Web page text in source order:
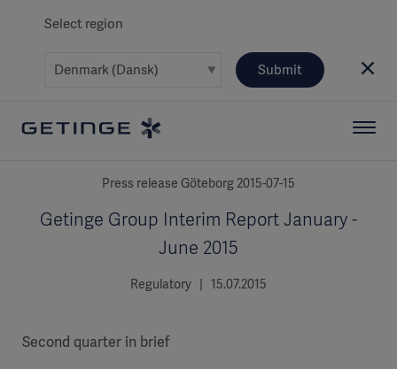
Select region
Submit
Press release Göteborg 2015-07-15
Getinge Group Interim Report January -
June 2015
Regulatory | 15.07.2015
Second quarter in brief